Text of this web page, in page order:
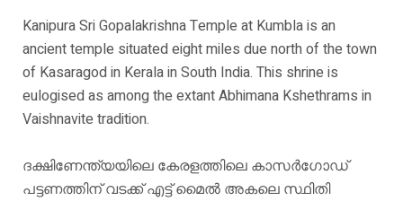
Kanipura Sri Gopalakrishna Temple at Kumbla is an
ancient temple situated eight miles due north of the town
of Kasaragod in Kerala in South India. This shrine is
eulogised as among the extant Abhimana Kshethrams in
Vaishnavite tradition.
ദക്ഷിണേന്ത്യയിലെ കേരളത്തിലെ കാസർഗോഡ്
പട്ടണത്തിന് വടക്ക് എട്ട് മൈൽ അകലെ സ്ഥിതി